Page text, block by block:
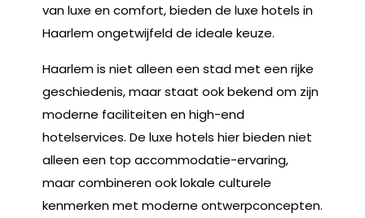
van luxe en comfort, bieden de luxe hotels in
Haarlem ongetwijfeld de ideale keuze.
Haarlem is niet alleen een stad met een rijke
geschiedenis, maar staat ook bekend om zijn
moderne faciliteiten en high-end
hotelservices. De luxe hotels hier bieden niet
alleen een top accommodatie-ervaring,
maar combineren ook lokale culturele
kenmerken met moderne ontwerpconcepten.